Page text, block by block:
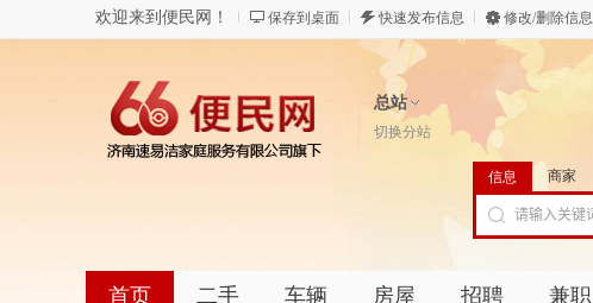
欢迎来到便民网！ 保存到桌面 快速发布信息 修改/删除信息
总站
切换分站
信息 商家
首页 二手 车辆 房屋 招聘 兼职